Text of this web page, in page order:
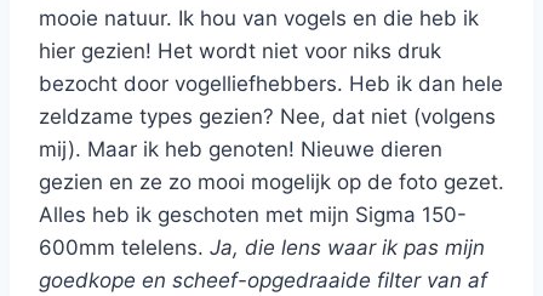
mooie natuur. Ik hou van vogels en die heb ik
hier gezien! Het wordt niet voor niks druk
bezocht door vogelliefhebbers. Heb ik dan hele
zeldzame types gezien? Nee, dat niet (volgens
mij). Maar ik heb genoten! Nieuwe dieren
gezien en ze zo mooi mogelijk op de foto gezet.
Alles heb ik geschoten met mijn Sigma 150-
600mm telelens. Ja, die lens waar ik pas mijn
goedkope en scheef-opgedraaide filter van af